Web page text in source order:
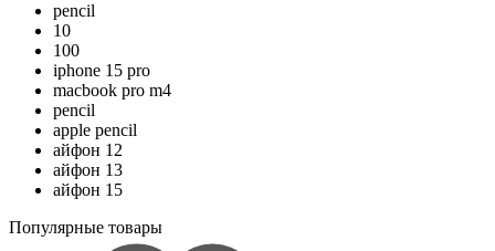
pencil
10
100
iphone 15 pro
macbook pro m4
pencil
apple pencil
айфон 12
айфон 13
айфон 15
Популярные товары